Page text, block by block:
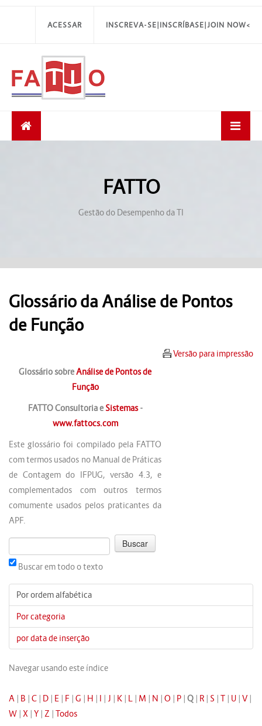
INSCREVA-SE|INSCRÍBASE|JOIN NOW<
ACESSAR
FATTO
Gestão do Desempenho da TI
Glossário da Análise de Pontos
de Função
Versão para impressão
Glossário sobreAnálise de Pontos de
Função
FATTO Consultoria e Sistemas-
www.fattocs.com
Este glossário foi compilado pela FATTO
com termos usados no Manual de Práticas
de Contagem do IFPUG, versão 4.3, e
complementados com outros termos
comumente usados pelos praticantes da
APF.
Buscar em todo o texto
Por ordem alfabética
Por categoria
por data de inserção
Navegar usando este índice
A | B | C | D | E | F | G | H | I | J | K | L | M | N | O | P | Q | R | S | T | U | V |
W | X | Y | Z | Todos